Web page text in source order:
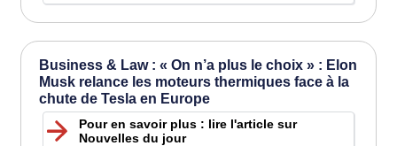
Business & Law : « On n’a plus le choix » : Elon
Musk relance les moteurs thermiques face à la
chute de Tesla en Europe
Pour en savoir plus : lire l'article sur
Nouvelles du jour